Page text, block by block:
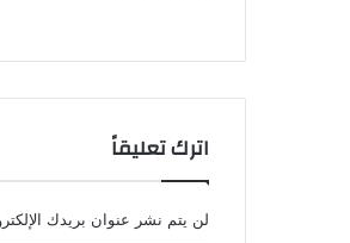
اترك تعليقاً
لن يتم نشر عنوان بريدك